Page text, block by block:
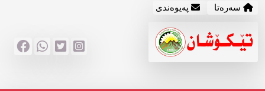
سه‌ره‌تا په‌یوه‌ندی